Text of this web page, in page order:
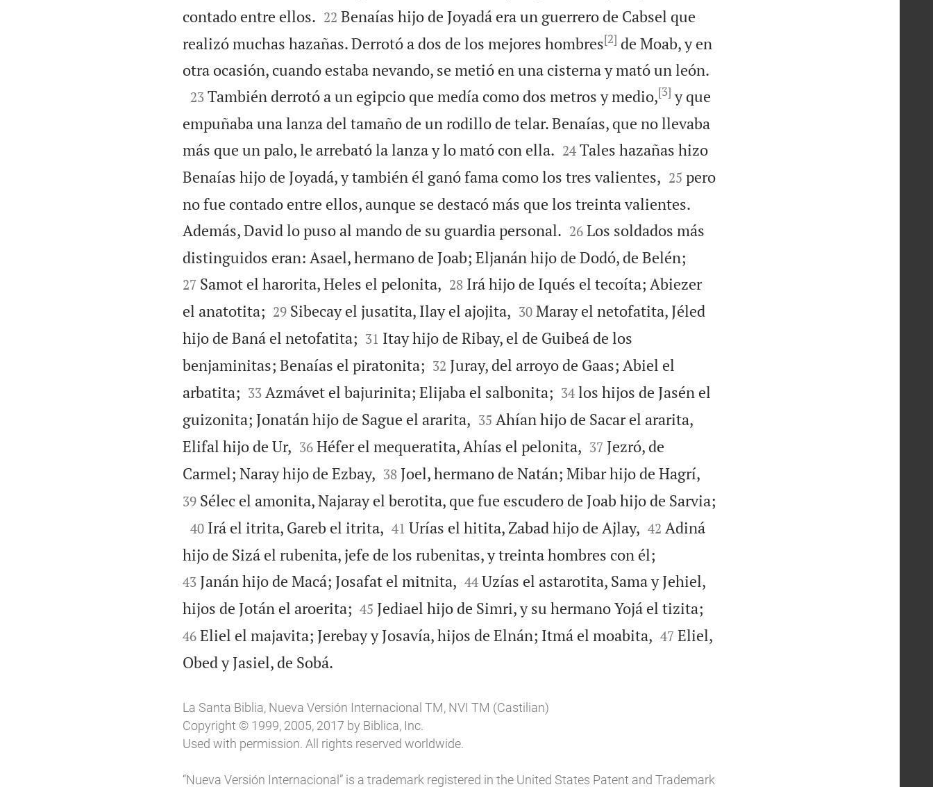
contado entre ellos.
22 Benaías hijo de Joyadá era un guerrero de Cabsel que
realizó muchas hazañas. Derrotó a dos de los mejores hombres[2] de Moab, y en
otra ocasión, cuando estaba nevando, se metió en una cisterna y mató un león.

23 También derrotó a un egipcio que medía como dos metros y medio,[3] y que
empuñaba una lanza del tamaño de un rodillo de telar. Benaías, que no llevaba
más que un palo, le arrebató la lanza y lo mató con ella.
24 Tales hazañas hizo
Benaías hijo de Joyadá, y también él ganó fama como los tres valientes, 

25 pero
no fue contado entre ellos, aunque se destacó más que los treinta valientes.
Además, David lo puso al mando de su guardia personal.
26 Los soldados más
distinguidos eran: Asael, hermano de Joab; Eljanán hijo de Dodó, de Belén;
27 Samot el harorita, Heles el pelonita, 

28 Irá hijo de Iqués el tecoíta; Abiezer
el anatotita;
29 Sibecay el jusatita, Ilay el ajojita, 

30 Maray el netofatita, Jéled
hijo de Baná el netofatita;
31 Itay hijo de Ribay, el de Guibeá de los
benjaminitas; Benaías el piratonita;
32 Juray, del arroyo de Gaas; Abiel el
arbatita;
33 Azmávet el bajurinita; Elijaba el salbonita;
34 los hijos de Jasén el
guizonita; Jonatán hijo de Sague el ararita, 

35 Ahían hijo de Sacar el ararita,
Elifal hijo de Ur, 

36 Héfer el mequeratita, Ahías el pelonita, 

37 Jezró, de
Carmel; Naray hijo de Ezbay, 

38 Joel, hermano de Natán; Mibar hijo de Hagrí,
39 Sélec el amonita, Najaray el berotita, que fue escudero de Joab hijo de Sarvia;

40 Irá el itrita, Gareb el itrita, 

41 Urías el hitita, Zabad hijo de Ajlay, 

42 Adiná
hijo de Sizá el rubenita, jefe de los rubenitas, y treinta hombres con él;
43 Janán hijo de Macá; Josafat el mitnita, 

44 Uzías el astarotita, Sama y Jehiel,
hijos de Jotán el aroerita;
45 Jediael hijo de Simri, y su hermano Yojá el tizita;
46 Eliel el majavita; Jerebay y Josavía, hijos de Elnán; Itmá el moabita, 

47 Eliel,
Obed y Jasiel, de Sobá.
La Santa Biblia, Nueva Versión Internacional TM, NVI TM (Castilian)
Copyright © 1999, 2005, 2017 by Biblica, Inc.
Used with permission. All rights reserved worldwide.
“Nueva Versión Internacional” is a trademark registered in the United States Patent and Trademark